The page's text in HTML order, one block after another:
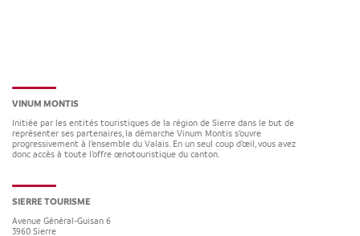
VINUM MONTIS
Initiée par les entités touristiques de la région de Sierre dans le but de
représenter ses partenaires, la démarche Vinum Montis s’ouvre
progressivement à l’ensemble du Valais. En un seul coup d’œil, vous avez
donc accès à toute l’offre œnotouristique du canton.
SIERRE TOURISME
Avenue Général-Guisan 6
3960 Sierre